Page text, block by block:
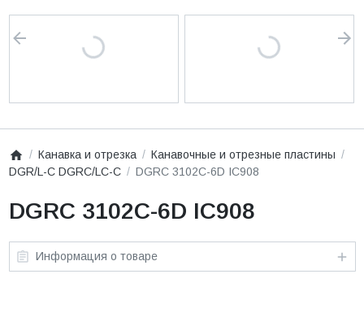
Канавка и отрезка
Канавочные и отрезные пластины
DGR/L-C DGRC/LC-C
DGRC 3102C-6D IC908
DGRC 3102C-6D IC908
Информация о товаре